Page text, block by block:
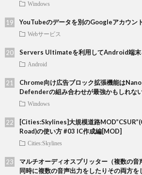
Windows
YouTubeのデータを別のGoogleアカウン
Webサービス
Servers Ultimateを利用してAndroid端末
Android
Chrome向け広告ブロック拡張機能は
Defenderの組み合わせが最強かもしれな
Windows
[Cities:Skylines]大規模道路
Road)の使い方 #03 IC作成編[MOD]
Cities:Skylines
マルチオーディオスプリッター（複数の音
同時に複数の音声出力をしたりその両方